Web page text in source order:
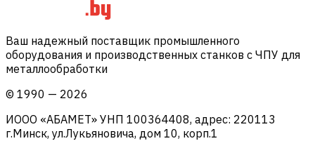
Ваш надежный поставщик промышленного
оборудования и производственных станков с ЧПУ для
металлообработки
© 1990 — 2026
ИООО «АБАМЕТ» УНП 100364408, адрес: 220113
г.Минск, ул.Лукьяновича, дом 10, корп.1